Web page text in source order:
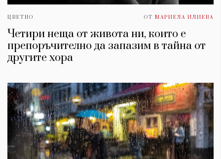
ЦВЕТНО ОТ МАРИЕЛА ИЛИЕВА
Четири неща от живота ни, които е
препоръчително да запазим в тайна от
другите хора